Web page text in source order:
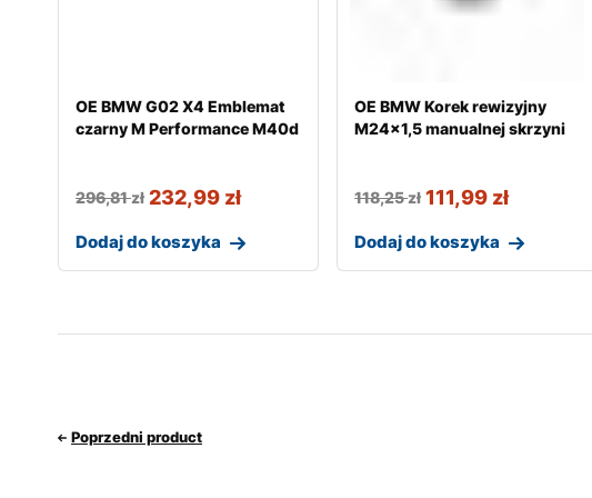
OE BMW G02 X4 Emblemat
czarny M Performance M40d
296,81zł 232,99 zł
Dodaj do koszyka
OE BMW Korek rewizyjny
M24x1,5 manualnej skrzyni
118,25zł 111,99 zł
Dodaj do koszyka
Poprzedni product